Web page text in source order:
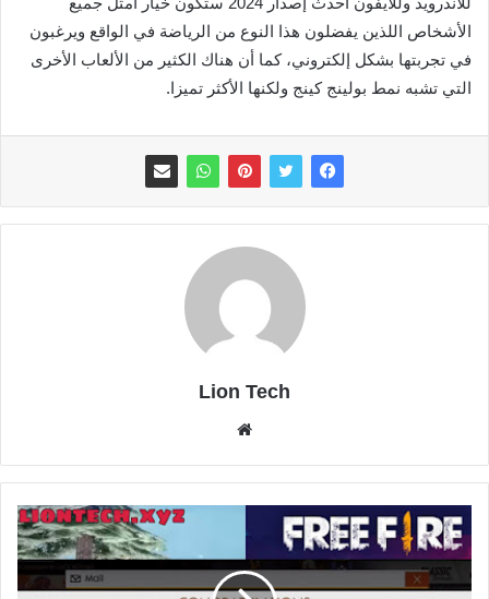
الأشخاص اللذين يفضلون هذا النوع من الرياضة في الواقع ويرغبون
في تجربتها بشكل إلكتروني، كما أن هناك الكثير من الألعاب الأخرى
التي تشبه نمط بولينج كينج ولكنها الأكثر تميزا.
Lion Tech